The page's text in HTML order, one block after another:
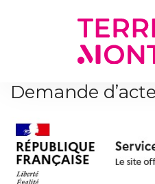
Demande